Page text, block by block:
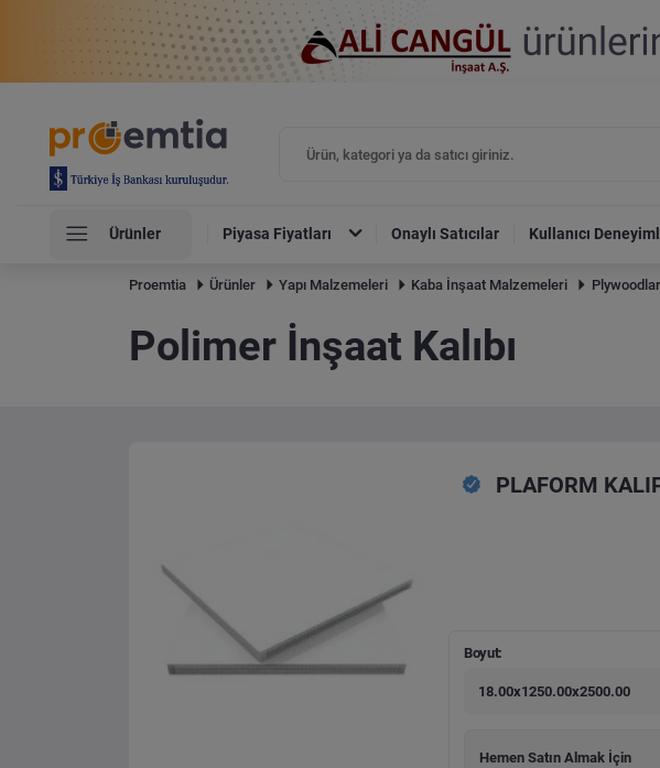
Ürünler Piyasa Fiyatları Onaylı Satıcılar Kullanıcı
Proemtia Ürünler Yapı Malzemeleri Kaba İnşaat Malzemeleri Plywoodlar
Polimer İnşaat Kalıbı
PLAFORM
Boyut:
18.00x1250.00x2500.00
Hemen Satın Almak İçin